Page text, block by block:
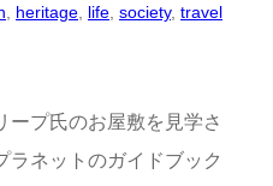
heritage life society, travel
ープ氏のお屋敷を見学さ
ラネットのガイドブック